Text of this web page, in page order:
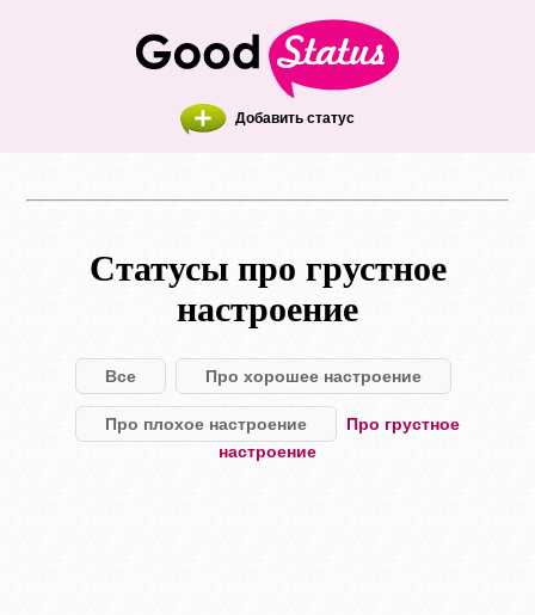
Добавить статус
Статусы про грустное
настроение
Все Про хорошее настроение
Про плохое настроение
Про грустное
настроение